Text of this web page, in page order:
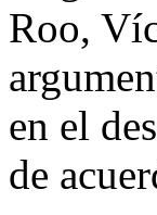
Roo,
en el
de